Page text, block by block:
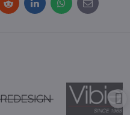
Reddit LinkedInWhatsApp
E-
mail